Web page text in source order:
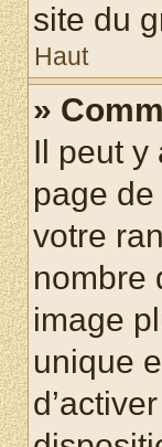
site du
Haut
»
Il peut y
page
votre
nombre
image
unique